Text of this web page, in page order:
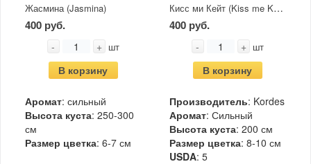
Жасмина (Jasmina)
400 руб.
- + шт
В корзину
Аромат: сильный
Высота куста: 250-300
см
Размер цветка: 6-7 см
Кисс ми Кейт (Kiss me Kate)
400 руб.
- + шт
В корзину
Производитель: Kordes
Аромат: Сильный
Высота куста: 200 см
Размер цветка: 8-10 см
USDA: 5